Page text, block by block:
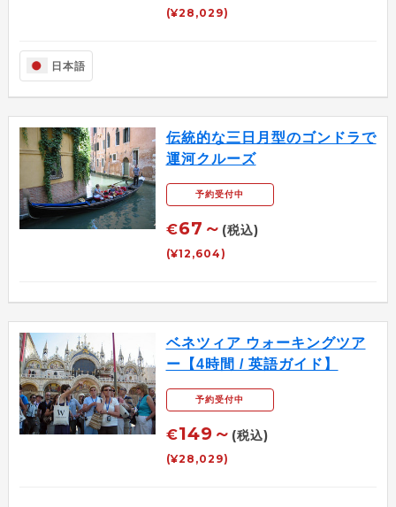
(¥28,029)
日本語
伝統的な三日月型のゴンドラで
運河クルーズ
予約受付中
€67～ (税込)
(¥12,604)
ベネツィア ウォーキングツア
ー【4時間 / 英語ガイド】
予約受付中
€149～ (税込)
(¥28,029)